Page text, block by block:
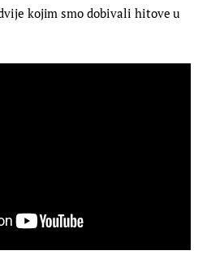
kojim smo dobivali hitove u